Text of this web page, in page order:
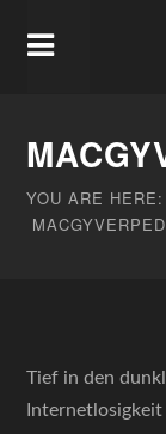
YOU ARE HERE:
Tief in den